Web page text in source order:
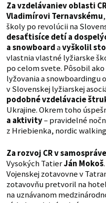
Za vzdelávaniev oblasti
Vladimírovi Ternavskému
školy po revolúcii na
desaťtisíce detí a
a snowboardavyškolil
vlastnia vlastné lyžiarske
po celom svete. Pôsobil
lyžovania a snowboardingu
v Slovenskej lyžiarskej
podobné vzdelávacie
Ukrajine. Okrem toho
a aktivity– pravidelné
z Hriebienka, nordic
Za rozvoj CR v samospráve
Vysokých TatierJán Mokoš
Vojenskej zotavovne v
zotavovňu pretvoril na
na uznávanom